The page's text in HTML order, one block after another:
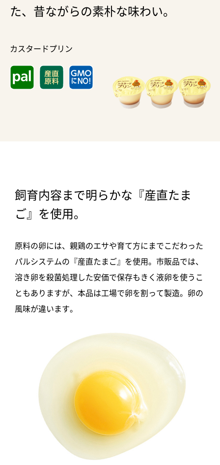
た、昔ながらの素朴な味わい。
カスタードプリン
飼育内容まで明らかな『産直たま
ご』を使用。
原料の卵には、親鶏のエサや育て方にまでこだわった
パルシステムの『産直たまご』を使用。市販品では、
溶き卵を殺菌処理した安価で保存もきく液卵を使うこ
ともありますが、本品は工場で卵を割って製造。卵の
風味が違います。